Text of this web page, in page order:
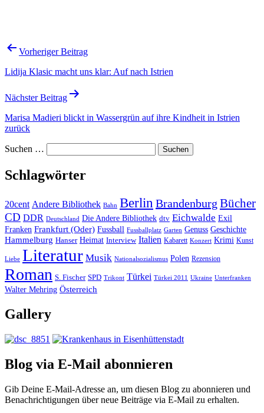
Beitragsnavigation
Vorheriger Beitrag
Lidija Klasic macht uns klar: Auf nach Istrien
Nächster Beitrag
Marisa Madieri blickt in Wassergrün auf ihre Kindheit in Istrien
zurück
Suchen …
Schlagwörter
20cent Andere Bibliothek Bahn Berlin Brandenburg Bücher
CD DDR Deutschland Die Andere Bibliothek dtv Eichwalde Exil
Franken Frankfurt (Oder) Fussball Fussballplatz Garten Genuss Geschichte
Hammelburg Hanser Heimat Interview Italien Kabarett Konzert Krimi Kunst
Liebe Literatur Musik Nationalsozialismus Polen Rezension
Roman S. Fischer SPD Trikont Türkei Türkei 2011 Ukraine Unterfranken
Walter Mehring Österreich
Gallery
Blog via E-Mail abonnieren
Gib Deine E-Mail-Adresse an, um diesen Blog zu abonnieren und
Benachrichtigungen über neue Beiträge via E-Mail zu erhalten.